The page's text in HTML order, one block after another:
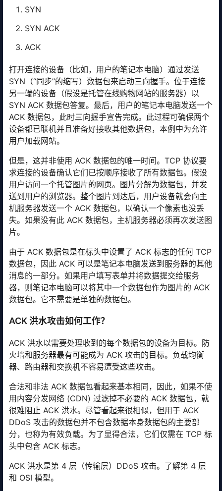
SYN
SYN ACK
ACK
打开连接的设备（比如，用户的笔记本电脑）通过发送
SYN（“同步”的缩写）数据包来启动三向握手。位于连接
另一端的设备（假设是托管在线购物网站的服务器）以
SYN ACK 数据包答复。最后，用户的笔记本电脑发送一个
ACK 数据包，此时三向握手宣告完成。此过程可确保两个
设备都已联机并且准备好接收其他数据包，本例中为允许
用户加载网站。
但是，这并非使用 ACK 数据包的唯一时间。TCP 协议要
求连接的设备确认它们已按顺序接收了所有数据包。假设
用户访问一个托管图片的网页。图片分解为数据包，并发
送到用户的浏览器。整个图片到达后，用户设备就会向主
机服务器发送一个 ACK 数据包，以确认一个像素也没丢
失。如果没有此 ACK 数据包，主机服务器必须再次发送图
片。
由于 ACK 数据包是在标头中设置了 ACK 标志的任何 TCP
数据包，因此 ACK 可以是笔记本电脑发送到服务器的其他
消息的一部分。如果用户填写表单并将数据提交给服务
器，则笔记本电脑可以将其中一个数据包作为图片的 ACK
数据包。它不需要是单独的数据包。
ACK 洪水攻击如何工作？
ACK 洪水以需要处理收到的每个数据包的设备为目标。防
火墙和服务器最有可能成为 ACK 攻击的目标。负载均衡
器、路由器和交换机不容易遭受这些攻击。
合法和非法 ACK 数据包看起来基本相同，因此，如果不使
用内容分发网络 (CDN) 过滤掉不必要的 ACK 数据包，就
很难阻止 ACK 洪水。尽管看起来很相似，但用于 ACK
DDoS 攻击的数据包并不包含数据本身数据包的主要部
分，也称为有效负载。为了显得合法，它们仅需在 TCP 标
头中包含 ACK 标志。
ACK 洪水是第 4 层（传输层）DDoS 攻击。了解第 4 层
和 OSI 模型。